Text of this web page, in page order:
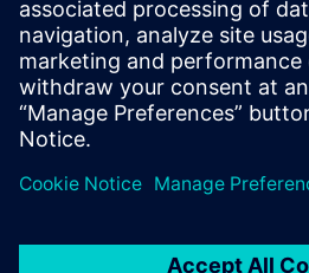
Istražite Access Floors na Dirtt.com
Preduvjeti